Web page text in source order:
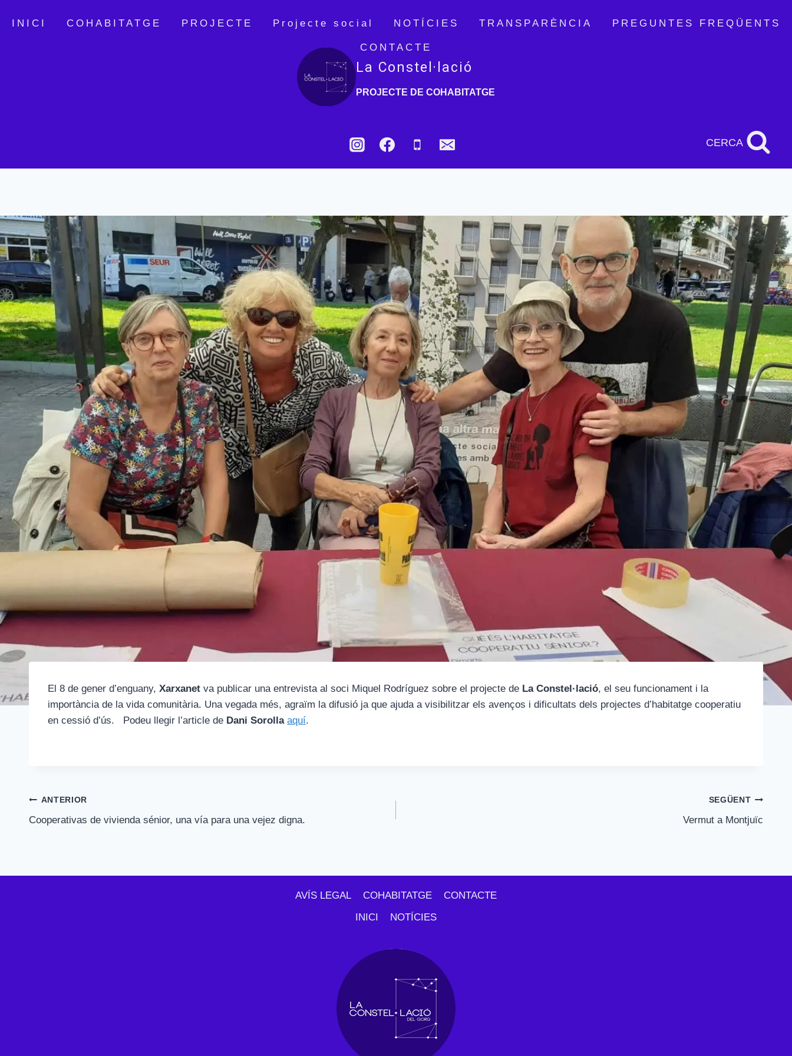
INICI COHABITATGE PROJECTE Projecte social NOTÍCIES TRANSPARÈNCIA PREGUNTES FREQÜENTS
CONTACTE
La Constel·lació
PROJECTE DE COHABITATGE
CERCA
El 8 de gener d’enguany,Xarxanet va publicar una entrevista al soci Miquel Rodríguez sobre el projecte de La Constel·lació, el seu funcionament i la
importància de la vida comunitària. Una vegada més, agraïm la difusió ja que ajuda a visibilitzar els avenços i dificultats dels projectes d’habitatge cooperatiu
en cessió d’ús. Podeu llegir l’article de Dani Sorolla aquí.
Navegació
d'entrades
ANTERIOR
Cooperativas de vivienda sénior, una vía para una vejez digna.
SEGÜENT
Vermut a Montjuïc
AVÍS LEGAL COHABITATGE
CONTACTE
INICI
NOTÍCIES